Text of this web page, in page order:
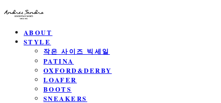
ABOUT
STYLE
작은 사이즈 빅세일
PATINA
OXFORD&DERBY
LOAFER
BOOTS
SNEAKERS